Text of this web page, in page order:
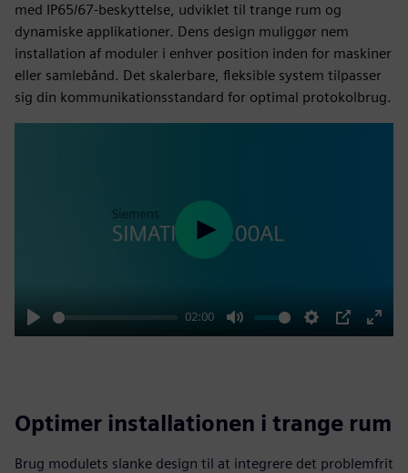
med IP65/67-beskyttelse, udviklet til trange rum og
dynamiske applikationer. Dens design muliggør nem
installation af moduler i enhver position inden for maskiner
eller samlebånd. Det skalerbare, fleksible system tilpasser
sig din kommunikationsstandard for optimal protokolbrug.
Play
02:00
Mute Settings
PIP
Enter
Play
Optimer installationen i trange rum
Brug modulets slanke design til at integrere det problemfrit